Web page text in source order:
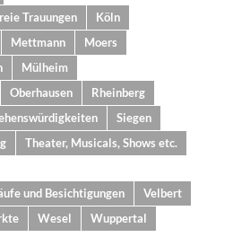
Trauungen
Köln
Mettmann
Moers
Mülheim
Oberhausen
Rheinberg
Siegen
Theater, Musicals, Shows etc.
und Besichtigungen
Velbert
Wesel Wuppertal